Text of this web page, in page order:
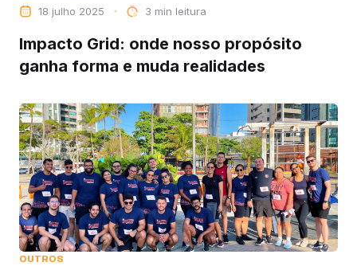
18 julho 2025 leitura
Impacto Grid: onde nosso propósito
ganha forma e muda realidades
OUTROS